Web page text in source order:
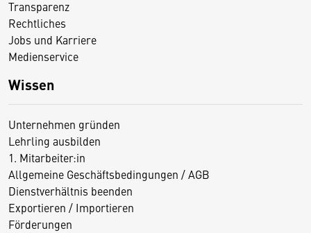
Transparenz
Rechtliches
Jobs und Karriere
Medienservice
Wissen
Unternehmen gründen
Lehrling ausbilden
1. Mitarbeiter:in
Allgemeine Geschäftsbedingungen / AGB
Dienstverhältnis beenden
Exportieren / Importieren
Förderungen